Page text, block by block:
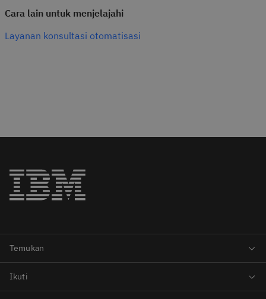
Cara lain untuk menjelajahi
Layanan konsultasi otomatisasi